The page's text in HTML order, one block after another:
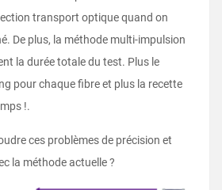
transport optique quand on
De plus, la méthode multi-impulsion
la durée totale du test. Plus le
pour chaque fibre et plus la recette
!.
ces problèmes de précision et
la méthode actuelle ?